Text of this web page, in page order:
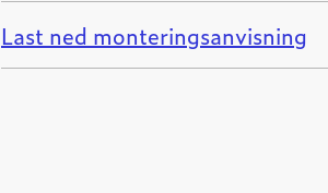
Last ned monteringsanvisning